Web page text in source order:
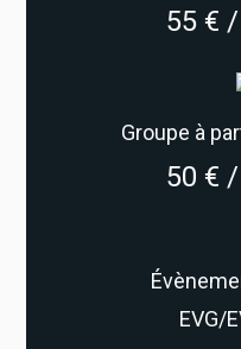
55 €
Groupe à
50 €
EVG/